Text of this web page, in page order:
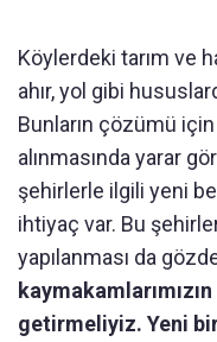
Köylerdeki tarım ve
ahır, yol gibi
Bunların çözümü
alınmasında yarar
şehirlerle ilgili yeni
ihtiyaç var. Bu
yapılanması da
getirmeliyiz. Yeni